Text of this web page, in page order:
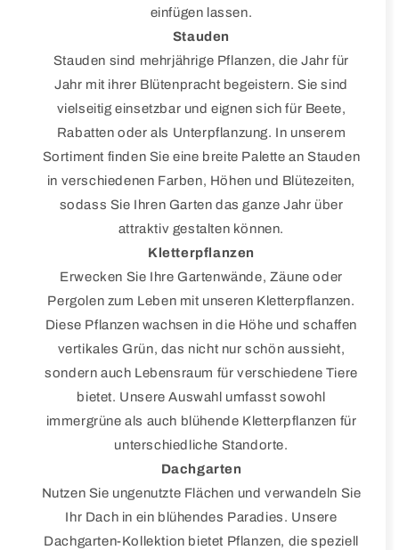
einfügen lassen.
Stauden
Stauden sind mehrjährige Pflanzen, die Jahr für
Jahr mit ihrer Blütenpracht begeistern. Sie sind
vielseitig einsetzbar und eignen sich für Beete,
Rabatten oder als Unterpflanzung. In unserem
Sortiment finden Sie eine breite Palette an Stauden
in verschiedenen Farben, Höhen und Blütezeiten,
sodass Sie Ihren Garten das ganze Jahr über
attraktiv gestalten können.
Kletterpflanzen
Erwecken Sie Ihre Gartenwände, Zäune oder
Pergolen zum Leben mit unseren Kletterpflanzen.
Diese Pflanzen wachsen in die Höhe und schaffen
vertikales Grün, das nicht nur schön aussieht,
sondern auch Lebensraum für verschiedene Tiere
bietet. Unsere Auswahl umfasst sowohl
immergrüne als auch blühende Kletterpflanzen für
unterschiedliche Standorte.
Dachgarten
Nutzen Sie ungenutzte Flächen und verwandeln Sie
Ihr Dach in ein blühendes Paradies. Unsere
Dachgarten-Kollektion bietet Pflanzen, die speziell